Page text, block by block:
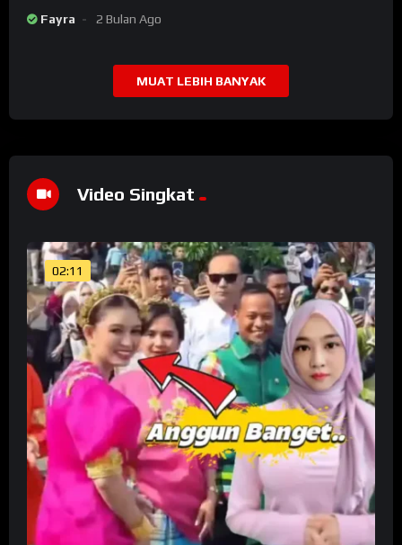
Setelah Dicopot Prabowo
Fayra 2 Bulan Ago
MUAT LEBIH BANYAK
Video Singkat
02:11